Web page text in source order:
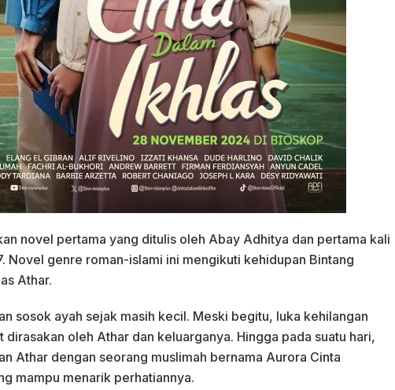
novel pertama yang ditulis oleh Abay Adhitya dan pertama kali
Novel genre roman-islami ini mengikuti kehidupan Bintang
Athar.
sosok ayah sejak masih kecil. Meski begitu, luka kehilangan
dirasakan oleh Athar dan keluarganya. Hingga pada suatu hari,
Athar dengan seorang muslimah bernama Aurora Cinta
mampu menarik perhatiannya.